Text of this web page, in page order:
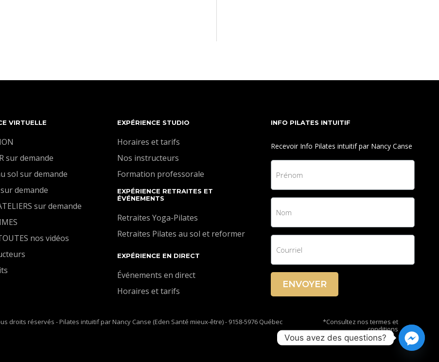
VIRTUELLE
sur demande
sol sur demande
demande
sur demande
nos vidéos
EXPÉRIENCE STUDIO
Horaires et tarifs
Nos instructeurs
Formation professorale
EXPÉRIENCE RETRAITES ET
ÉVÉNEMENTS
Retraites Yoga-Pilates
Retraites Pilates au sol et reformer
EXPÉRIENCE EN DIRECT
Événements en direct
Horaires et tarifs
INFO PILATES INTUITIF
Recevoir Info Pilates intuitif par Nancy Canse
ENVOYER
droits réservés - Pilates intuitif par Nancy Canse (Eden Santé mieux-être) - 9158-5976 Québec
*Consultez nos termes et
conditions
Vous avez des questions?